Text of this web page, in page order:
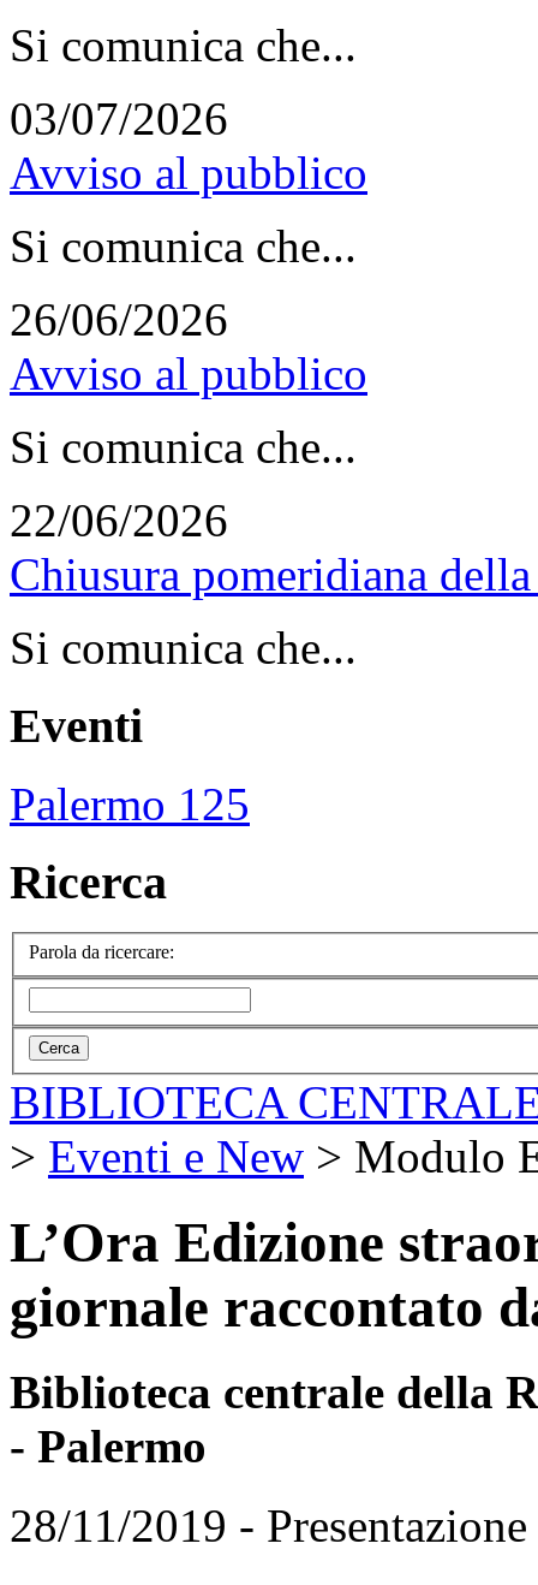
Si comunica che...
03/07/2026
Avviso al pubblico
Si comunica che...
26/06/2026
Avviso al pubblico
Si comunica che...
22/06/2026
Chiusura pomeridiana
Si comunica che...
Eventi
Palermo 125
Ricerca
Parola da ricercare:
BIBLIOTECA
> Eventi e New > Modulo
L’Ora Edizione
giornale raccontato
Biblioteca centrale della
- Palermo
28/11/2019 -